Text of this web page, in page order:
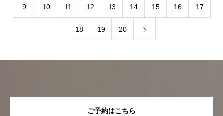
9 10 11 12 13 14 15 16 17
18 19 20
ご予約はこちら